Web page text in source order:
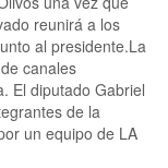
reunirá a los
al presidente.La
canales
El diputado Gabriel
de la
un equipo de LA